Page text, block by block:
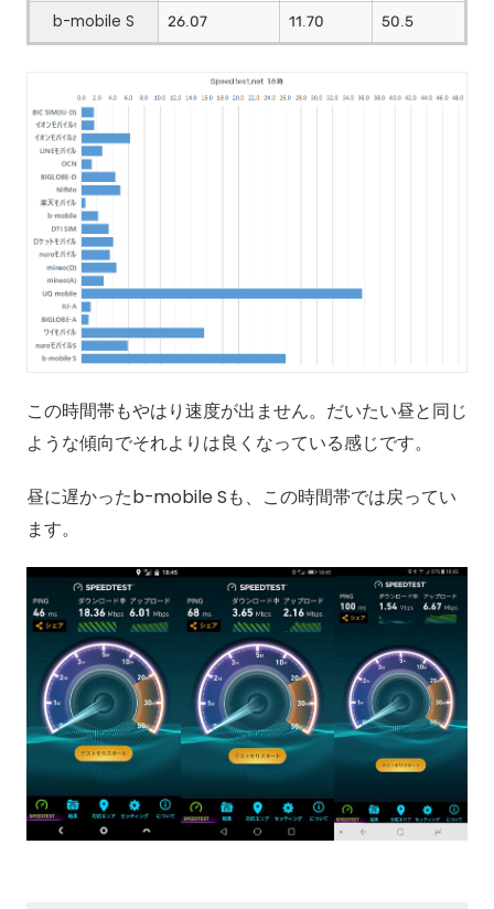
b-mobile S
26.07 11.70 50.5
この時間帯もやはり速度が出ません。だいたい昼と同じ
ような傾向でそれよりは良くなっている感じです。
昼に遅かったb-mobile Sも、この時間帯では戻ってい
ます。